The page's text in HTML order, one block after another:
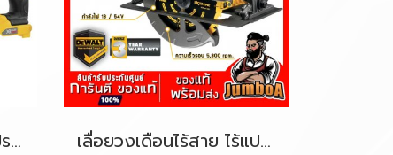
เลื่อยคอตรงไร้สาย ไร้แปรงถ่าน 54V DeWALT DCS389N เลื่อยวงเดือนไร้สาย ไร้แปรงถ่าน 7.5 นิ้ว 60V Max DeWALT DCS578N